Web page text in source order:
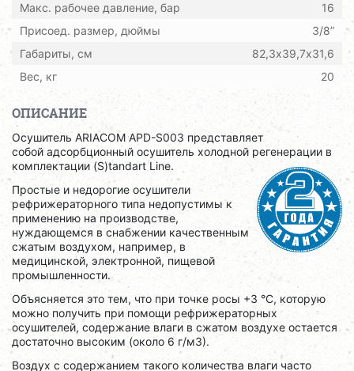
Макс. рабочее давление, бар
16
Присоед. размер, дюймы
3/8”
Габариты, см
82,3х39,7х31,6
Вес, кг
20
ОПИСАНИЕ
Осушитель ARIACOM APD-S003 представляет
собой адсорбционный осушитель холодной регенерации в
комплектации (S)tandart Line.
Простые и недорогие осушители
рефрижераторного типа недопустимы к
применению на производстве,
нуждающемся в снабжении качественным
сжатым воздухом, например, в
медицинской, электронной, пищевой
промышленности.
Объясняется это тем, что при точке росы +3 °C, которую
можно получить при помощи рефрижераторных
осушителей, содержание влаги в сжатом воздухе остается
достаточно высоким (около 6 г/м3).
Воздух с содержанием такого количества влаги часто